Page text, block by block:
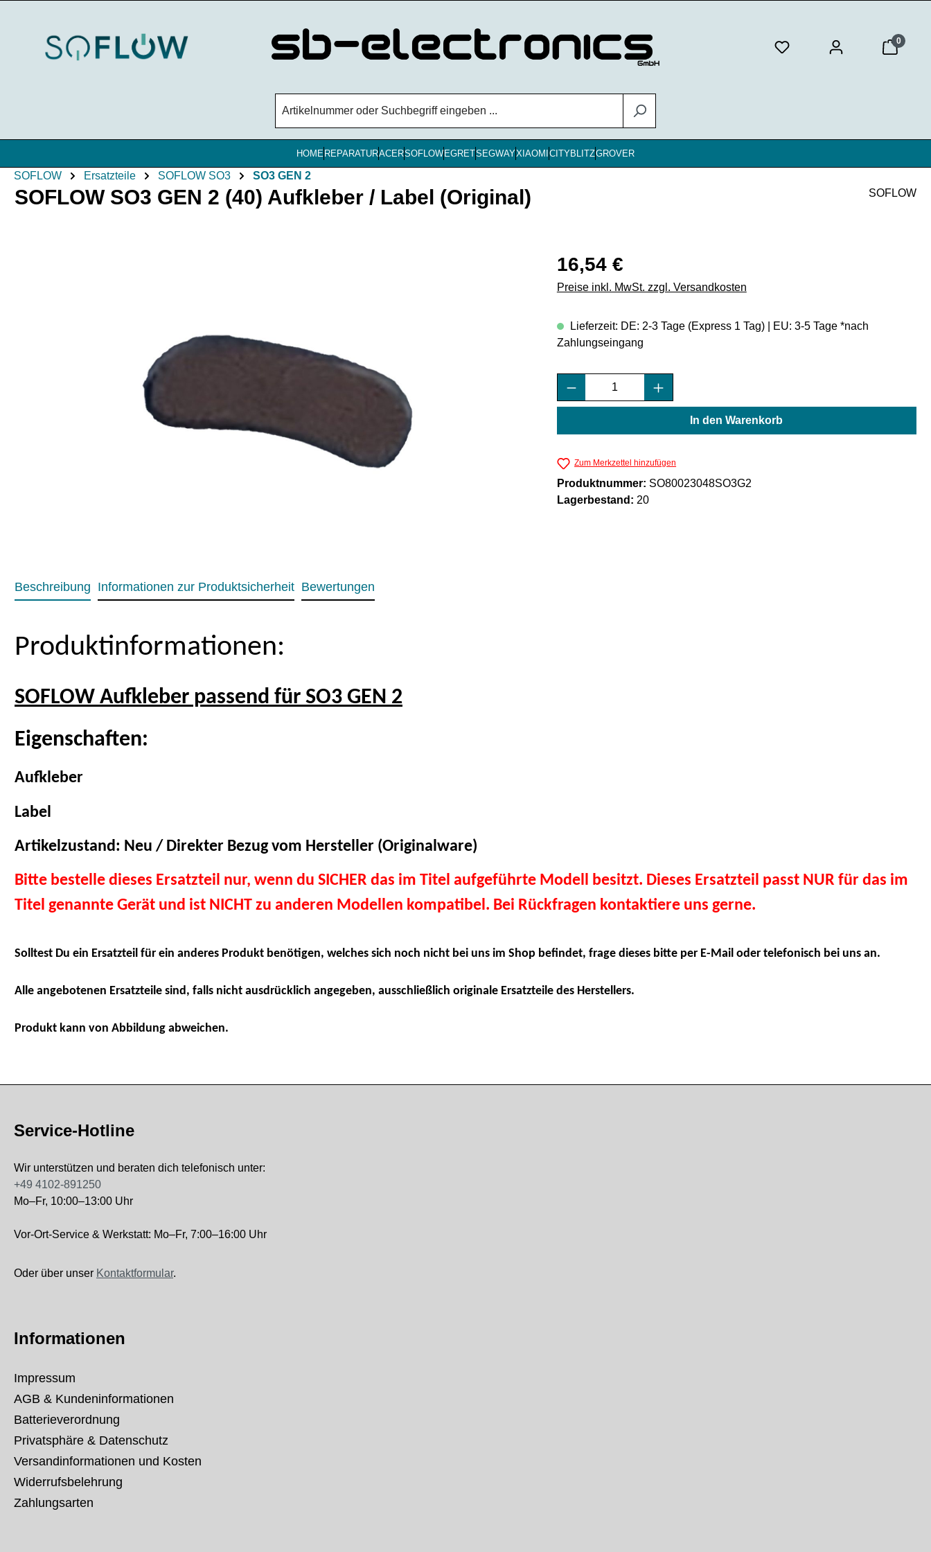
0
HOME REPARATURACERSOFLOW EGRETSEGWAYXIAOMI CITYBLITZGROVER
SOFLOW Ersatzteile SOFLOW SO3 SO3 GEN 2
SOFLOW SO3 GEN 2 (40) Aufkleber / Label (Original) SOFLOW
Regulärer Preis:
16,54 €
Preise inkl. MwSt. zzgl. Versandkosten
Lieferzeit: DE: 2-3 Tage (Express 1 Tag) | EU: 3-5 Tage *nach
Zahlungseingang
Produkt Anzahl: Gib den gewünschten Wert ein
In den Warenkorb
Zum Merkzettel hinzufügen
Produktnummer: SO80023048SO3G2
Lagerbestand: 20
Beschreibung Informationen zur Produktsicherheit Bewertungen
Produktinformationen:
SOFLOW Aufkleber passend für SO3 GEN 2
Eigenschaften:
Aufkleber
Label
Artikelzustand: Neu / Direkter Bezug vom Hersteller (Originalware)
Bitte bestelle dieses Ersatzteil nur, wenn du SICHER das im Titel aufgeführte Modell besitzt. Dieses Ersatzteil passt NUR für das im
Titel genannte Gerät und ist NICHT zu anderen Modellen kompatibel. Bei Rückfragen kontaktiere uns gerne.
Solltest Du ein Ersatzteil für ein anderes Produkt benötigen, welches sich noch nicht bei uns im Shop befindet, frage dieses bitte per E-Mail oder telefonisch bei uns an.
Alle angebotenen Ersatzteile sind, falls nicht ausdrücklich angegeben, ausschließlich originale Ersatzteile des Herstellers.
Produkt kann von Abbildung abweichen.
Service-Hotline
Wir unterstützen und beraten dich telefonisch unter:
+49 4102-891250
Mo–Fr, 10:00–13:00 Uhr
Vor-Ort-Service & Werkstatt: Mo–Fr, 7:00–16:00 Uhr
Oder über unser Kontaktformular.
Informationen
Impressum
AGB & Kundeninformationen
Batterieverordnung
Privatsphäre & Datenschutz
Versandinformationen und Kosten
Widerrufsbelehrung
Zahlungsarten